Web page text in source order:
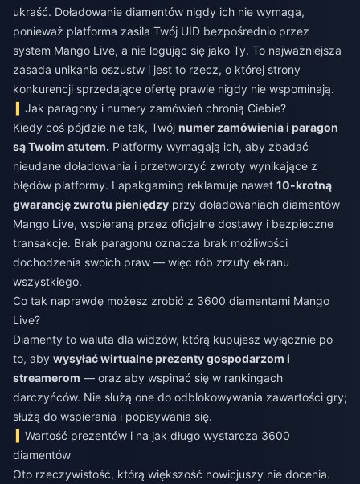
ukraść. Doładowanie diamentów nigdy ich nie wymaga,
ponieważ platforma zasila Twój UID bezpośrednio przez
system Mango Live, a nie logując się jako Ty. To najważniejsza
zasada unikania oszustw i jest to rzecz, o której strony
konkurencji sprzedające ofertę prawie nigdy nie wspominają.
Jak paragony i numery zamówień chronią Ciebie?
Kiedy coś pójdzie nie tak, Twój numer zamówienia i paragon
są Twoim atutem. Platformy wymagają ich, aby zbadać
nieudane doładowania i przetworzyć zwroty wynikające z
błędów platformy. Lapakgaming reklamuje nawet 10-krotną
gwarancję zwrotu pieniędzy przy doładowaniach diamentów
Mango Live, wspieraną przez oficjalne dostawy i bezpieczne
transakcje. Brak paragonu oznacza brak możliwości
dochodzenia swoich praw — więc rób zrzuty ekranu
wszystkiego.
Co tak naprawdę możesz zrobić z 3600 diamentami Mango
Live?
Diamenty to waluta dla widzów, którą kupujesz wyłącznie po
to, aby wysyłać wirtualne prezenty gospodarzom i
streamerom — oraz aby wspinać się w rankingach
darczyńców. Nie służą one do odblokowywania zawartości gry;
służą do wspierania i popisywania się.
Wartość prezentów i na jak długo wystarcza 3600
diamentów
Oto rzeczywistość, którą większość nowicjuszy nie docenia.